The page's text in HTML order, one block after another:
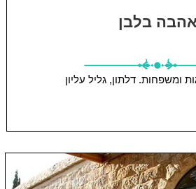
אהבה בלבן
ומשפחות. דלתון, גליל עליון